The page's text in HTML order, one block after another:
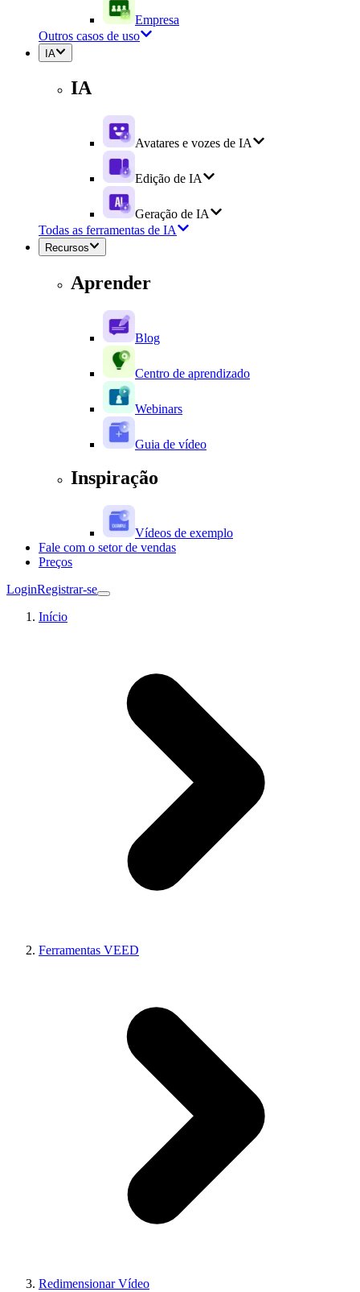
Empresa
Outros casos de uso
IA
IA
Avatares e vozes de IA
Edição de IA
Geração de IA
Todas as ferramentas de IA
Recursos
Aprender
Blog
Centro de aprendizado
Webinars
Guia de vídeo
Inspiração
Vídeos de exemplo
Fale com o setor de vendas
Preços
LoginRegistrar-se
Início
Ferramentas VEED
Redimensionar Vídeo